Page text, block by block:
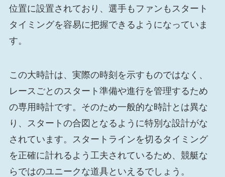
位置に設置されており、選手もファンもスタート
タイミングを容易に把握できるようになっていま
す。
この大時計は、実際の時刻を示すものではなく、
レースごとのスタート準備や進行を管理するため
の専用時計です。そのため一般的な時計とは異な
り、スタートの合図となるように特別な設計がな
されています。スタートラインを切るタイミング
を正確に計れるよう工夫されているため、競艇な
らではのユニークな道具といえるでしょう。